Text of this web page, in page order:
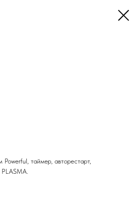
таймер, авторестарт,